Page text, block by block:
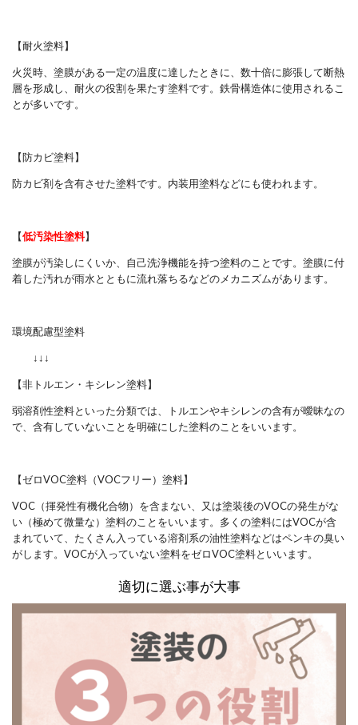
【耐火塗料】
火災時、塗膜がある一定の温度に達したときに、数十倍に膨張して断熱
層を形成し、耐火の役割を果たす塗料です。鉄骨構造体に使用されるこ
とが多いです。
【防カビ塗料】
防カビ剤を含有させた塗料です。内装用塗料などにも使われます。
【低汚染性塗料】
塗膜が汚染しにくいか、自己洗浄機能を持つ塗料のことです。塗膜に付
着した汚れが雨水とともに流れ落ちるなどのメカニズムがあります。
環境配慮型塗料
↓↓↓
【非トルエン・キシレン塗料】
弱溶剤性塗料といった分類では、トルエンやキシレンの含有が曖昧なの
で、含有していないことを明確にした塗料のことをいいます。
【ゼロVOC塗料（VOCフリー）塗料】
VOC（揮発性有機化合物）を含まない、又は塗装後のVOCの発生がな
い（極めて微量な）塗料のことをいいます。多くの塗料にはVOCが含
まれていて、たくさん入っている溶剤系の油性塗料などはペンキの臭い
がします。VOCが入っていない塗料をゼロVOC塗料といいます。
適切に選ぶ事が大事